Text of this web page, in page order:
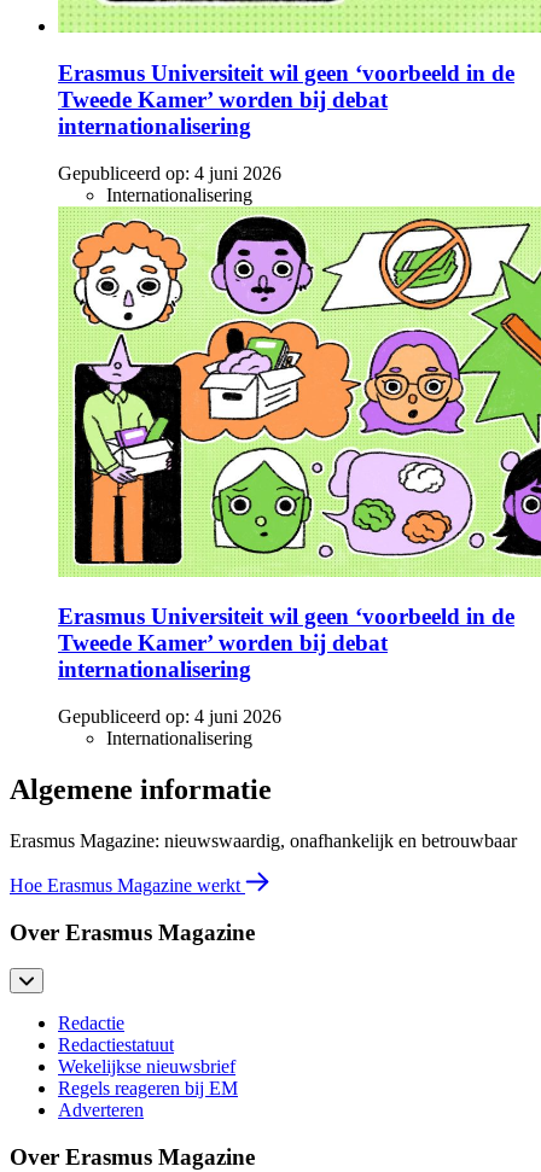
Erasmus Universiteit wil geen ‘voorbeeld in de
Tweede Kamer’ worden bij debat
internationalisering
Gepubliceerd op: 4 juni 2026
Internationalisering
Erasmus Universiteit wil geen ‘voorbeeld in de
Tweede Kamer’ worden bij debat
internationalisering
Gepubliceerd op: 4 juni 2026
Internationalisering
Algemene informatie
Erasmus Magazine: nieuwswaardig, onafhankelijk en betrouwbaar
Hoe Erasmus Magazine werkt
Over Erasmus Magazine
Redactie
Redactiestatuut
Wekelijkse nieuwsbrief
Regels reageren bij EM
Adverteren
Over Erasmus Magazine